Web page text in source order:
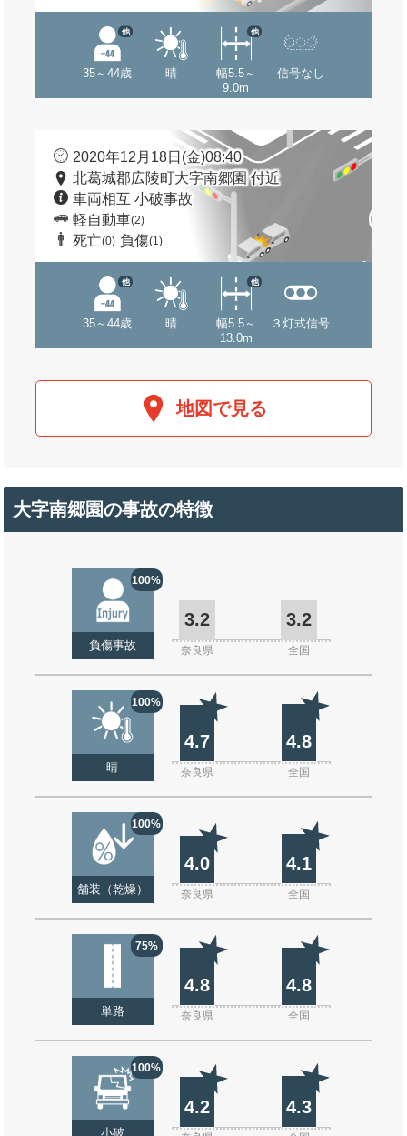
35～44歳
他
晴
幅5.5～
9.0m
他
信号なし
2020年12月18日(金)08:40
北葛城郡広陵町大字南郷園 付近
車両相互 小破事故
軽自動車(2)
死亡(0) 負傷(1)
35～44歳
他
晴
幅5.5～
13.0m
他
３灯式信号
地図で見る
大字南郷園の事故の特徴
100%
負傷事故
3.2 3.2
奈良県 全国
100%
晴
4.7 4.8
奈良県 全国
100%
舗装（乾燥）
4.0 4.1
奈良県 全国
75%
単路
4.8 4.8
奈良県 全国
100%
小破
4.2 4.3